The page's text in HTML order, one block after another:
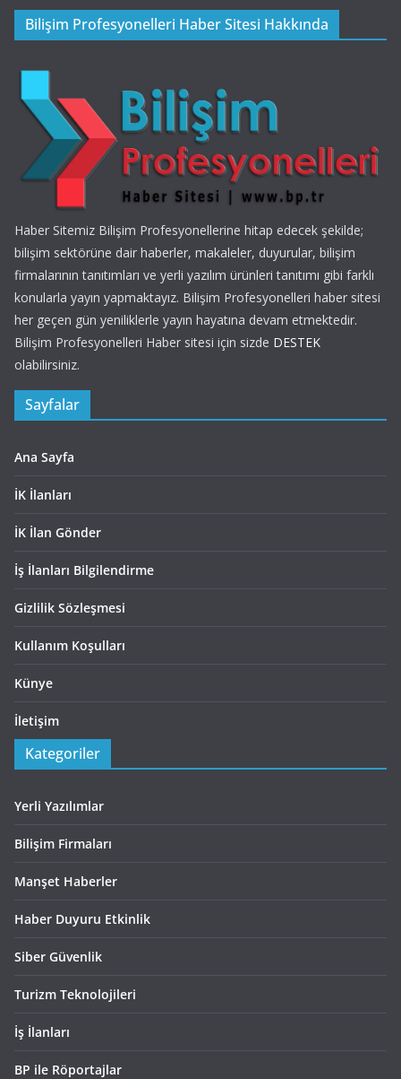
Bilişim Profesyonelleri Haber Sitesi Hakkında
Haber Sitemiz Bilişim Profesyonellerine hitap edecek şekilde;
bilişim sektörüne dair haberler, makaleler, duyurular, bilişim
firmalarının tanıtımları ve yerli yazılım ürünleri tanıtımı gibi farklı
konularla yayın yapmaktayız. Bilişim Profesyonelleri haber sitesi
her geçen gün yeniliklerle yayın hayatına devam etmektedir.
Bilişim Profesyonelleri Haber sitesi için sizde DESTEK
olabilirsiniz.
Sayfalar
Ana Sayfa
İK İlanları
İK İlan Gönder
İş İlanları Bilgilendirme
Gizlilik Sözleşmesi
Kullanım Koşulları
Künye
İletişim
Kategoriler
Yerli Yazılımlar
Bilişim Firmaları
Manşet Haberler
Haber Duyuru Etkinlik
Siber Güvenlik
Turizm Teknolojileri
İş İlanları
BP ile Röportajlar